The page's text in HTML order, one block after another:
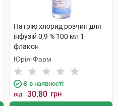
Натрію хлорид розчин для
інфузій 0,9 % 100 мл 1
флакон
Юрія-Фарм
Є в наявності
від 30.80 грн